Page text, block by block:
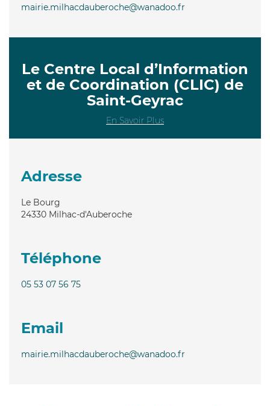
mairie.milhacdauberoche@wanadoo.fr
Le Centre Local d’Information
et de Coordination (CLIC) de
Saint-Geyrac
En Savoir Plus
Adresse
Le Bourg
24330 Milhac-d'Auberoche
Téléphone
05 53 07 56 75
Email
mairie.milhacdauberoche@wanadoo.fr